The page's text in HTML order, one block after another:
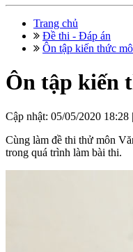
Trang chủ
Đề thi - Đáp án
Ôn tập kiến thức
Ôn tập kiến
Cập nhật: 05/05/2020 18:28 |
Cùng làm đề thi thử môn
trong quá trình làm bài thi.